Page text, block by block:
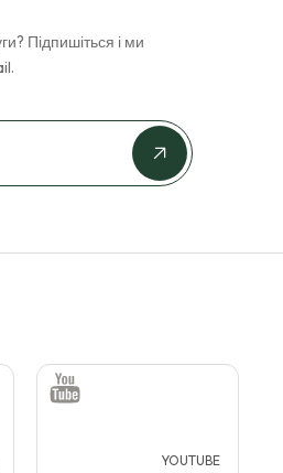
Підпишіться і ми
YOUTUBE